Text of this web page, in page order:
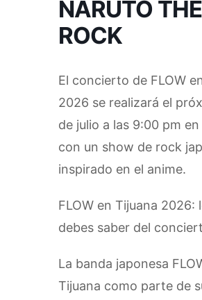
NARUTO THE
ROCK
El concierto de FLOW
2026 se realizará el
de julio a las 9:00 pm en
con un show de rock
inspirado en el anime.
FLOW en Tijuana 2026:
debes saber del
La banda japonesa
Tijuana como parte de